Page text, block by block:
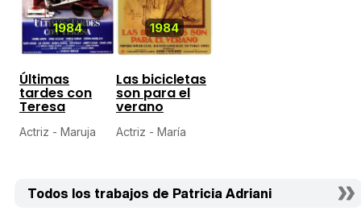
1984
Últimas
tardes con
Teresa
Actriz - Maruja
1984
Las bicicletas
son para el
verano
Actriz - María
Todos los trabajos de Patricia Adriani